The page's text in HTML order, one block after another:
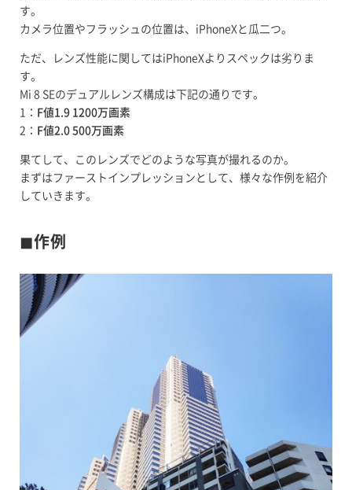
す。
カメラ位置やフラッシュの位置は、iPhoneXと瓜二つ。
ただ、レンズ性能に関してはiPhoneXよりスペックは劣りま
す。
Mi 8 SEのデュアルレンズ構成は下記の通りです。
1： F値1.9 1200万画素
2： F値2.0 500万画素
果てして、このレンズでどのような写真が撮れるのか。
まずはファーストインプレッションとして、様々な作例を紹介
していきます。
◼︎作例